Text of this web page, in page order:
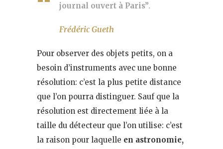
journal ouvert à Paris”.
Frédéric Gueth
Pour observer des objets petits, on a
besoin d’instruments avec une bonne
résolution: c’est la plus petite distance
que l’on pourra distinguer. Sauf que la
résolution est directement liée à la
taille du détecteur que l’on utilise: c’est
la raison pour laquelle en astronomie,